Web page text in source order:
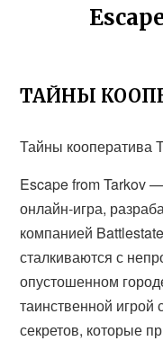
ТАЙНЫ
Тайны кооператива
Escape from Tarkov
онлайн-игра,
компанией
сталкиваются с
опустошенном
таинственной игрой
секретов, которые